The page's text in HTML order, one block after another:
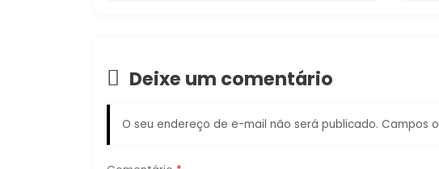
g
a
Deixe um comentário
O seu endereço de e-mail não será publicado. Campos